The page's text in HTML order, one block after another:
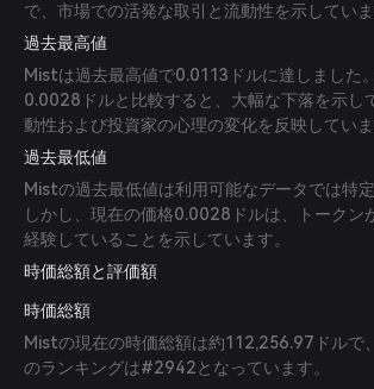
で、市場での活発な取引と流動性を示していま
過去最高値
Mistは過去最高値で0.0113ドルに達しました
0.0028ドルと比較すると、大幅な下落を示し
動性および投資家の心理の変化を反映していま
過去最低値
Mistの過去最低値は利用可能なデータでは特定
しかし、現在の価格0.0028ドルは、トークン
経験していることを示しています。
時価総額と評価額
時価総額
Mistの現在の時価総額は約112,256.97ドルで
のランキングは#2942となっています。